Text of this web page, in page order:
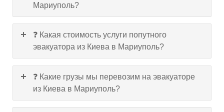
Мариуполь?
❓ Какая стоимость услуги попутного
эвакуатора из Киева в Мариуполь?
❓ Какие грузы мы перевозим на эвакуаторе
из Киева в Мариуполь?